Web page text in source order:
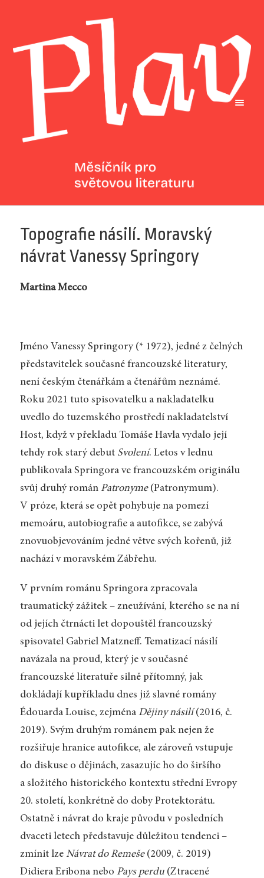
Topografie násilí. Moravský
návrat Vanessy Springory
Martina Mecco
Jméno Vanessy Springory (* 1972), jedné z čelných
představitelek současné francouzské literatury,
není českým čtenářkám a čtenářům neznámé.
Roku 2021 tuto spisovatelku a naklada­telku
uvedlo do tuzemského prostředí nakladatelství
Host, když v překladu Tomáše Havla vydalo její
tehdy rok starý debut Svolení. Letos v lednu
publikovala Springora ve francouzském originálu
svůj druhý román Patronyme (Patronymum).
V próze, která se opět pohybuje na pomezí
memoáru, autobiografie a autofikce, se zabývá
znovuobjevováním jedné větve svých kořenů, již
nachází v moravském Zábřehu.
V prvním románu Springora zpracovala
traumatický zážitek – zneužívání, kterého se na ní
od jejích čtrnácti let dopouštěl francouzský
spisovatel Gabriel Matzneff. Tematizací násilí
navázala na proud, který je v současné
francouzské literatuře silně přítomný, jak
dokládají kupříkladu dnes již slavné romány
Édouarda Louise, zejména Dějiny násilí(2016, č.
2019). Svým druhým románem pak nejen že
rozšiřuje hranice autofikce, ale zároveň vstupuje
do diskuse o dějinách, zasazujíc ho do širšího
a složitého historického kontextu střední Evropy
20. století, konkrétně do doby Protektorátu.
Ostatně i návrat do kraje původu v posledních
dvaceti letech představuje důležitou tendenci –
zmínit lze Návrat do Remeše (2009, č. 2019)
Didiera Eribona nebo Pays perdu(Ztracené